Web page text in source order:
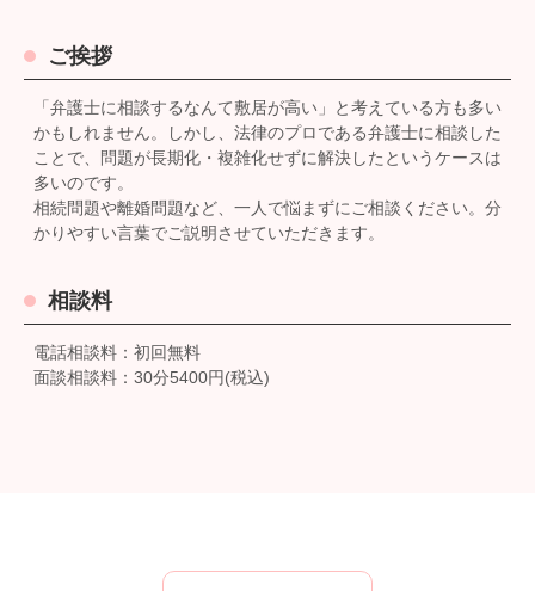
ご挨拶
「弁護士に相談するなんて敷居が高い」と考えている方も多い
かもしれません。しかし、法律のプロである弁護士に相談した
ことで、問題が長期化・複雑化せずに解決したというケースは
多いのです。
相続問題や離婚問題など、一人で悩まずにご相談ください。分
かりやすい言葉でご説明させていただきます。
相談料
電話相談料：初回無料
面談相談料：30分5400円(税込)